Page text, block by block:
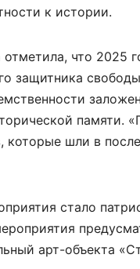
к истории.
отметила, что 2025
защитника
памяти.
которые шли в
стало
арт-объекта